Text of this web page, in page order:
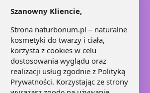
+48 71 707 22 25
+48 602 445 639
+48 664 871 959
kontakt@naturbonum.pl
Szanowny Kliencie,
Strona naturbonum.pl – naturalne
kosmetyki do twarzy i ciała,
korzysta z cookies w celu
dostosowania wyglądu oraz
realizacji usług zgodnie z Polityką
Prywatności. Korzystając ze strony